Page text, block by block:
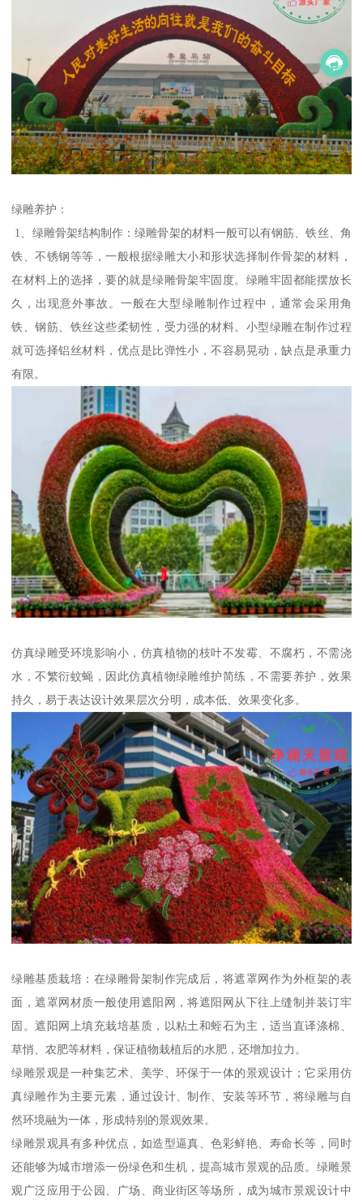
绿雕养护：
1、绿雕骨架结构制作：绿雕骨架的材料一般可以有钢筋、铁丝、角
铁、不锈钢等等，一般根据绿雕大小和形状选择制作骨架的材料，
在材料上的选择，要的就是绿雕骨架牢固度。绿雕牢固都能摆放长
久，出现意外事故。一般在大型绿雕制作过程中，通常会采用角
铁、钢筋、铁丝这些柔韧性，受力强的材料。小型绿雕在制作过程
就可选择铝丝材料，优点是比弹性小，不容易晃动，缺点是承重力
有限。
仿真绿雕受环境影响小，仿真植物的枝叶不发霉、不腐朽，不需浇
水，不繁衍蚊蝇，因此仿真植物绿雕维护简练，不需要养护，效果
持久，易于表达设计效果层次分明，成本低、效果变化多。
绿雕基质栽培：在绿雕骨架制作完成后，将遮罩网作为外框架的表
面，遮罩网材质一般使用遮阳网，将遮阳网从下往上缝制并装订牢
固。遮阳网上填充栽培基质，以粘土和蛭石为主，适当直译涤棉、
草悄、农肥等材料，保证植物栽植后的水肥，还增加拉力。
绿雕景观是一种集艺术、美学、环保于一体的景观设计；它采用仿
真绿雕作为主要元素，通过设计、制作、安装等环节，将绿雕与自
然环境融为一体，形成特别的景观效果。
绿雕景观具有多种优点，如造型逼真、色彩鲜艳、寿命长等，同时
还能够为城市增添一份绿色和生机，提高城市景观的品质。绿雕景
观广泛应用于公园、广场、商业街区等场所，成为城市景观设计中